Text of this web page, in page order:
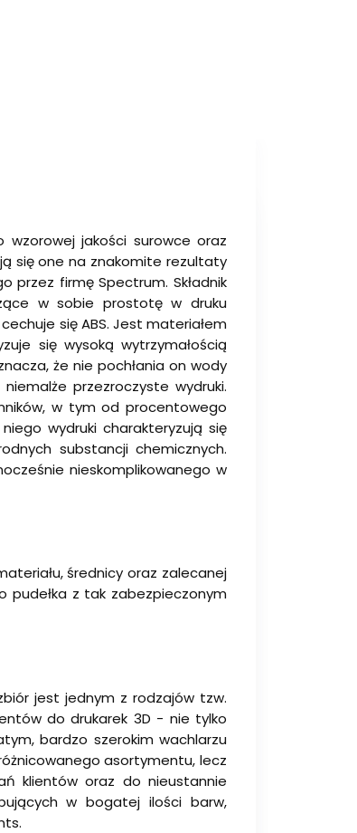
jakości surowce oraz
się one na znakomite rezultaty
przez firmę Spectrum. Składnik
w sobie prostotę w druku
się ABS. Jest materiałem
się wysoką wytrzymałością
że nie pochłania on wody
przezroczyste wydruki.
w tym od procentowego
wydruki charakteryzują się
substancji chemicznych.
nieskomplikowanego w
średnicy oraz zalecanej
pudełka z tak zabezpieczonym
jest jednym z rodzajów tzw.
do drukarek 3D - nie tylko
bardzo szerokim wachlarzu
asortymentu, lecz
klientów oraz do nieustannie
w bogatej ilości barw,